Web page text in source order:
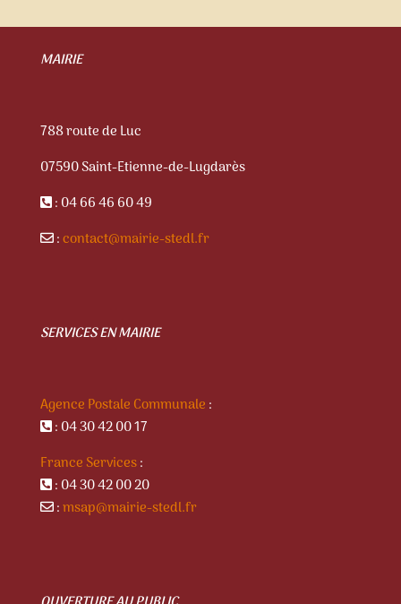
MAIRIE
788 route de Luc
07590 Saint-Etienne-de-Lugdarès
: 04 66 46 60 49
:contact@mairie-stedl.fr
SERVICES EN MAIRIE
Agence Postale Communale :
: 04 30 42 00 17
France Services:
: 04 30 42 00 20
:msap@mairie-stedl.fr